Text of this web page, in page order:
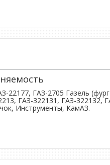
ГАЗ-2705 Газель
ГАЗ-322131, ГАЗ-322132,
Инструменты, КамАЗ.